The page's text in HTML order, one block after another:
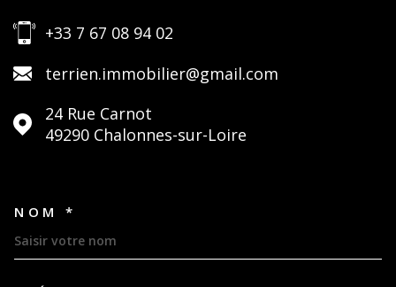
+33 7 67 08 94 02
terrien.immobilier@gmail.com
24 Rue Carnot
49290
Chalonnes-sur-Loire
NOM *